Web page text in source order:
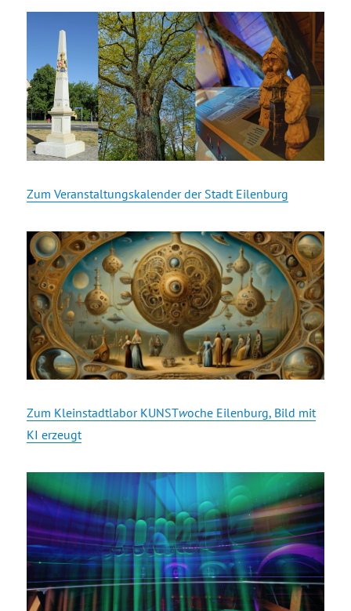
Zum Veranstaltungskalender der Stadt Eilenburg
Zum Kleinstadtlabor KUNSTwoche Eilenburg, Bild mit
KI erzeugt